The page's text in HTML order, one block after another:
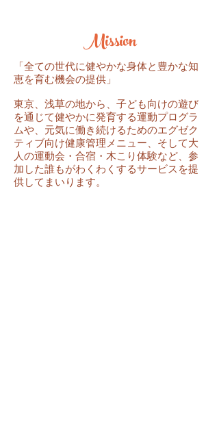
Mission
「全ての世代に健やかな身体と豊かな知
恵を育む機会の提供」
東京、浅草の地から、子ども向けの遊び
を通じて健やかに発育する運動プログラ
ムや、元気に働き続けるためのエグゼク
ティブ向け健康管理メニュー、そして大
人の運動会・合宿・木こり体験など、参
加した誰もがわくわくするサービスを提
供してまいります。